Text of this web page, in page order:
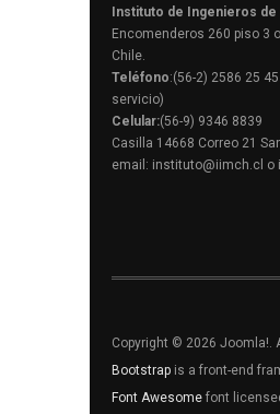
Instituto de Ingenieros de
Encomenderos 260 piso 3
Chile.
Teléfono:(56-2) 2586 25
servicio)
Celular:(56-9) 9346 8839
Casilla 14668 Correo 21
email: instituto@iimch.cl
Copyright © 2026 Joomla!.
Bootstrap is a front-end
Font Awesome font